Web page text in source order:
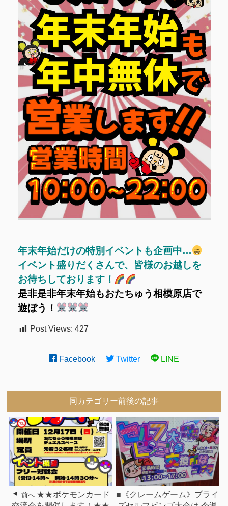
年末年始だけの特別イベントも企画中…
イベント盛りだくさんで、皆様のお越しを
お待ちしております！
是非是非年末年始もおたちゅう相模原店で
遊ぼう！
Post Views: 427
Facebook Twitter LINE
同カテゴリー前後の記事
前へ ★★ポケモンカード
■《クレームゲーム》プライ